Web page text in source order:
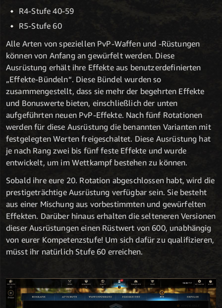
R4-Stufe 40-59
R5-Stufe 60
Alle Arten von speziellen PvP-Waffen und -Rüstungen
können von Anfang an gewürfelt werden. Diese
Ausrüstung erhält ihre Effekte aus benutzerdefinierten
„Effekte-Bündeln“. Diese Bündel wurden so
zusammengestellt, dass sie mehr der begehrten Effekte
und Bonuswerte bieten, einschließlich der unten
aufgeführten neuen PvP-Effekte. Nach fünf Rotationen
werden für diese Ausrüstung die benannten Varianten mit
festgelegten Werten freigeschaltet. Diese Ausrüstung hat
je nach Rang zwei bis fünf feste Effekte und wurde
entwickelt, um im Wettkampf bestehen zu können.
Sobald ihre eure 20. Rotation abgeschlossen habt, wird die
prestigeträchtige Ausrüstung verfügbar sein. Sie besteht
aus einer Mischung aus vorbestimmten und gewürfelten
Effekten. Darüber hinaus erhalten die selteneren Versionen
dieser Ausrüstungen einen Rüstwert von 600, unabhängig
von eurer Kompetenzstufe! Um sich dafür zu qualifizieren,
müsst ihr natürlich Stufe 60 erreichen.